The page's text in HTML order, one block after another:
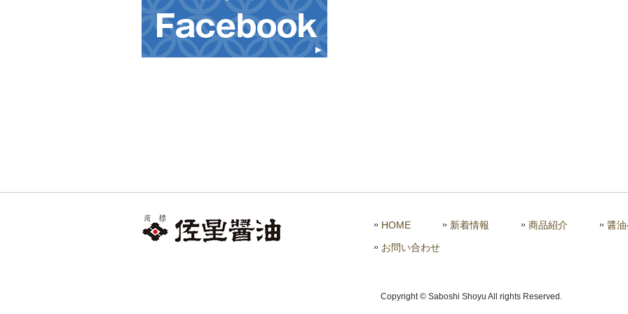
HOME 新着情報 商品紹介 醤油
お問い合わせ
Copyright © Saboshi Shoyu All rights Reserved.